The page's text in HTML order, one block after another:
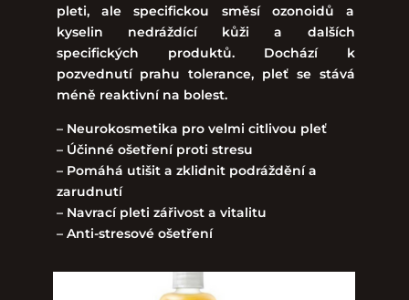
pleti, ale specifickou směsí ozonoidů a
kyselin nedráždící kůži a dalších
specifických produktů. Dochází k
pozvednutí prahu tolerance, pleť se stává
méně reaktivní na bolest.
– Neurokosmetika pro velmi citlivou pleť
– Účinné ošetření proti stresu
– Pomáhá utišit a zklidnit podráždění a
zarudnutí
– Navrací pleti zářivost a vitalitu
– Anti-stresové ošetření